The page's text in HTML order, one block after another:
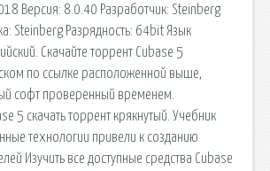
Версия: 8.0.40 Разработчик: Steinberg
Steinberg Разрядность: 64bit Язык
Скачайте торрент Cubase 5
по ссылке расположенной выше,
софт проверенный временем.
5 скачать торрент крякнутый. Учебник
технологии привели к созданию
Изучить все доступные средства Cubase